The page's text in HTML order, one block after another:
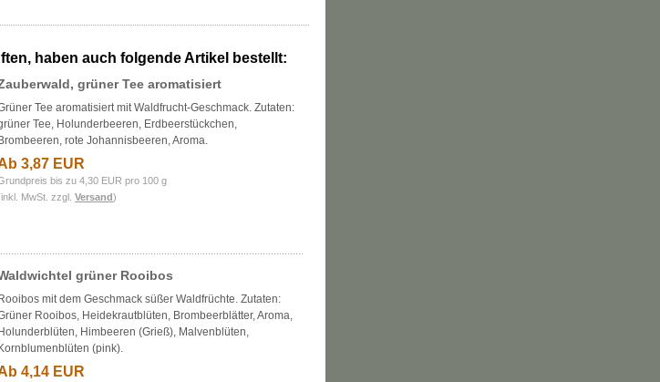
haben auch folgende Artikel bestellt:
grüner Tee aromatisiert
Tee aromatisiert mit Waldfrucht-Geschmack. Zutaten:
Tee, Holunderbeeren, Erdbeerstückchen,
Brombeeren, rote Johannisbeeren, Aroma.
3,87 EUR
bis zu 4,30 EUR pro 100 g
MwSt. zzgl.Versand)
grüner Rooibos
Rooibos mit dem Geschmack süßer Waldfrüchte. Zutaten:
Rooibos, Heidekrautblüten, Brombeerblätter, Aroma,
Holunderblüten, Himbeeren (Grieß), Malvenblüten,
Kornblumenblüten (pink).
4,14 EUR